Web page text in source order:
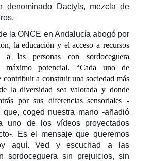
denominado Dactyls, mezcla de
la ONCE en Andalucía abogó por
la educación y el acceso a recursos
a las personas con sordoceguera
máximo potencial. “Cada uno de
contribuir a construir una sociedad más
la diversidad sea valorada y donde
por sus diferencias sensoriales -
que, coged nuestra mano -añadió
uno de los vídeos proyectados
. Es el mensaje que queremos
aquí. Ved y escuchad a las
sordoceguera sin prejuicios, sin